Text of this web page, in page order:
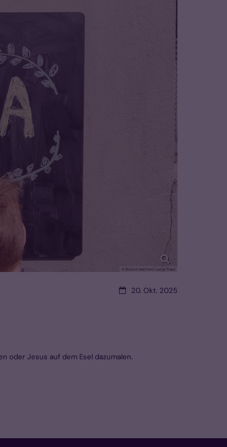
© Bistum Aachen/ Lucia Traut
Datum:20. Okt. 2025
oder Jesus auf dem Esel dazumalen.